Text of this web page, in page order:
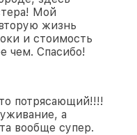
Мой
жизнь
и стоимость
чем. Спасибо!
потрясающий!!!!
а
вообще супер.